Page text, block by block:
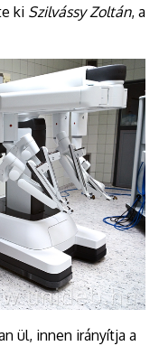
ki Szilvássy Zoltán, a
ül, innen irányítja a